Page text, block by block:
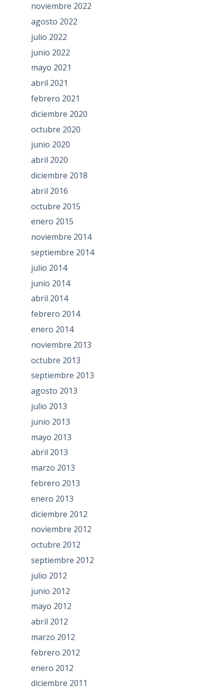
noviembre 2022
agosto 2022
julio 2022
junio 2022
mayo 2021
abril 2021
febrero 2021
diciembre 2020
octubre 2020
junio 2020
abril 2020
diciembre 2018
abril 2016
octubre 2015
enero 2015
noviembre 2014
septiembre 2014
julio 2014
junio 2014
abril 2014
febrero 2014
enero 2014
noviembre 2013
octubre 2013
septiembre 2013
agosto 2013
julio 2013
junio 2013
mayo 2013
abril 2013
marzo 2013
febrero 2013
enero 2013
diciembre 2012
noviembre 2012
octubre 2012
septiembre 2012
julio 2012
junio 2012
mayo 2012
abril 2012
marzo 2012
febrero 2012
enero 2012
diciembre 2011